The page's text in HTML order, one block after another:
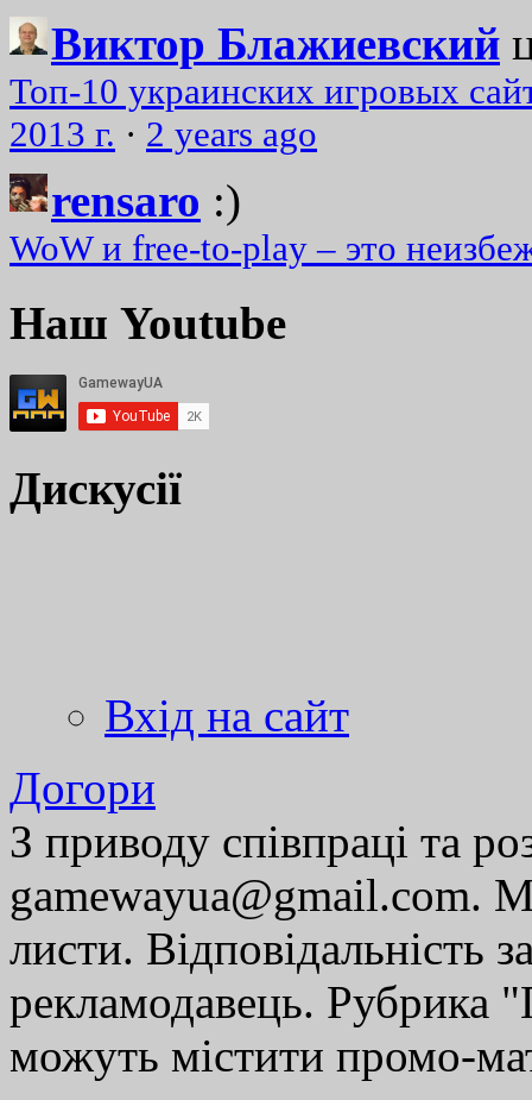
Виктор Блажиевский
Топ-10 украинских игровых
2013 г. · 2 years ago
rensaro :)
WoW и free-to-play – это
Наш Youtube
Дискусії
Вхід на сайт
Догори
З приводу співпраці та
gamewayua@gmail.com.
листи. Відповідальність
рекламодавець. Рубрика
можуть містити промо-